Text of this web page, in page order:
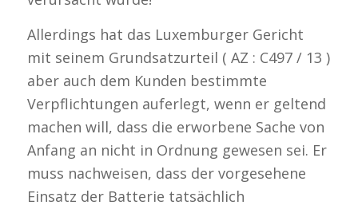
Allerdings hat das Luxemburger Gericht
mit seinem Grundsatzurteil ( AZ : C497 / 13 )
aber auch dem Kunden bestimmte
Verpflichtungen auferlegt, wenn er geltend
machen will, dass die erworbene Sache von
Anfang an nicht in Ordnung gewesen sei. Er
muss nachweisen, dass der vorgesehene
Einsatz der Batterie tatsächlich